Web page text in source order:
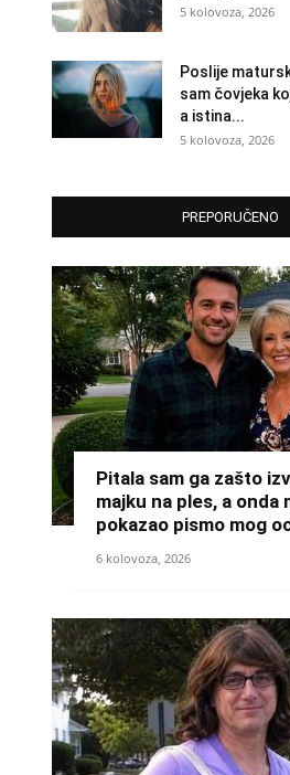
5 kolovoza, 2026
Poslije
sam čovjeka
a istina...
5 kolovoza, 2026
PREPORUČENO
Pitala sam ga zašto
majku na ples, a onda
pokazao pismo mog
6 kolovoza, 2026